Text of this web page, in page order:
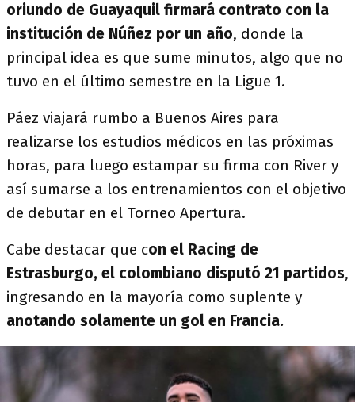
oriundo de Guayaquil firmará contrato con la
institución de Núñez por un año, donde la
principal idea es que sume minutos, algo que no
tuvo en el último semestre en la Ligue 1.
Páez viajará rumbo a Buenos Aires para
realizarse los estudios médicos en las próximas
horas, para luego estampar su firma con River y
así sumarse a los entrenamientos con el objetivo
de debutar en el Torneo Apertura.
Cabe destacar que con el Racing de
Estrasburgo, el colombiano disputó 21 partidos,
ingresando en la mayoría como suplente y
anotando solamente un gol en Francia.